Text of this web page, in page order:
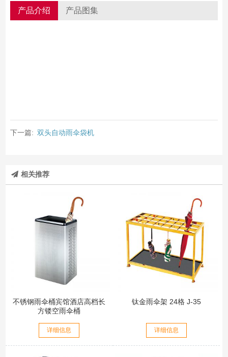
产品介绍 产品图集
下一篇: 双头自动雨伞袋机
相关推荐
不锈钢雨伞桶宾馆酒店高档长
方镂空雨伞桶
详细信息
钛金雨伞架 24格 J-35
详细信息